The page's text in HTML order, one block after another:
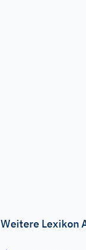
Weitere Lexikon